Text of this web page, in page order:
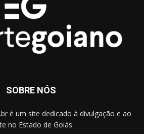
SOBRE NÓS
é um site dedicado à divulgação e ao
no Estado de Goiás.